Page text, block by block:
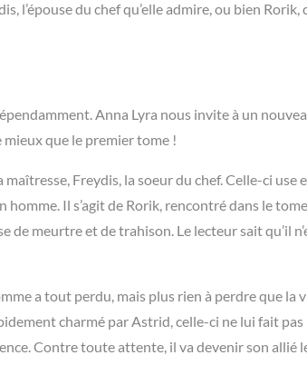
l’épouse du chef qu’elle admire, ou bien Rorik,
Anna Lyra nous invite à un
mieux que le premier tome !
Freydis, la soeur du chef. Celle-ci use
Il s’agit de Rorik, rencontré dans le
de meurtre et de trahison. Le lecteur sait qu’il
a tout perdu, mais plus rien à perdre que la
charmé par Astrid, celle-ci ne lui fait pas
Contre toute attente, il va devenir son allié